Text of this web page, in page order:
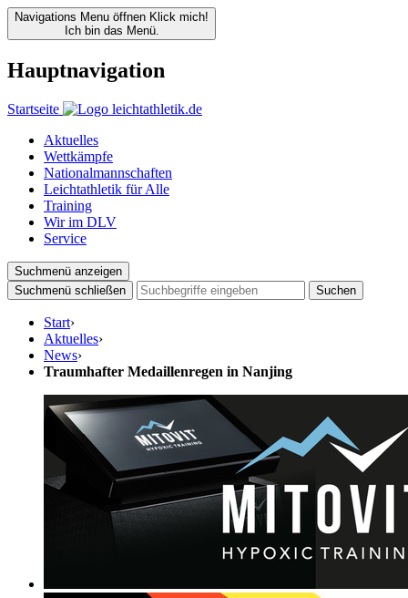
Navigations Menu öffnen Klick mich!
Ich bin das Menü.
Hauptnavigation
Startseite
Aktuelles
Wettkämpfe
Nationalmannschaften
Leichtathletik für Alle
Training
Wir im DLV
Service
Suchmenü anzeigen
Suchmenü schließen
Suchen
Start›
Aktuelles›
News›
Traumhafter Medaillenregen in Nanjing